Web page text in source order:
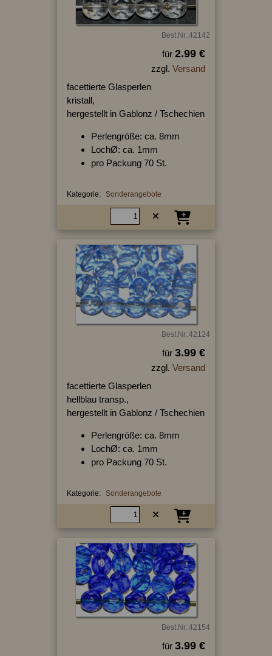
Best.Nr.:42142
für 2.99 €
zzgl. Versand
facettierte Glasperlen
kristall,
hergestellt in Gablonz / Tschechien
Perlengröße: ca. 8mm
LochØ: ca. 1mm
pro Packung 70 St.
Kategorie: Sonderangebote
Best.Nr.:42124
für 3.99 €
zzgl. Versand
facettierte Glasperlen
hellblau transp.,
hergestellt in Gablonz / Tschechien
Perlengröße: ca. 8mm
LochØ: ca. 1mm
pro Packung 70 St.
Kategorie: Sonderangebote
Best.Nr.:42154
für 3.99 €